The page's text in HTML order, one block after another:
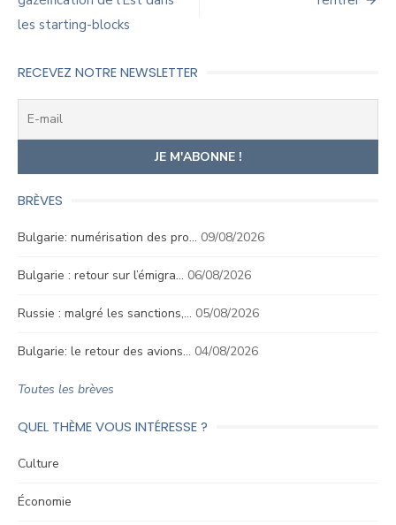
l’article
les starting-blocks
RECEVEZ NOTRE NEWSLETTER
BRÈVES
Bulgarie: numérisation des pro… 09/08/2026
Bulgarie : retour sur l’émigra… 06/08/2026
Russie : malgré les sanctions,… 05/08/2026
Bulgarie: le retour des avions… 04/08/2026
Toutes les brèves
QUEL THÈME VOUS INTÉRESSE ?
Culture
Économie